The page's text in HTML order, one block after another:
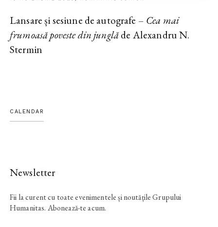
Lansare și sesiune de autografe – Cea mai
frumoasă poveste din junglăde Alexandru N.
Stermin
CALENDAR
Newsletter
Fii la curent cu toate evenimentele și noutățile Grupului
Humanitas. Abonează-te acum.